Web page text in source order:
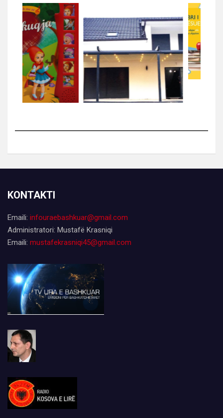
KONTAKTI
Emaili: infouraebashkuar@gmail.com
Administratori: Mustafë Krasniqi
Emaili: mustafekrasniqi45@gmail.com